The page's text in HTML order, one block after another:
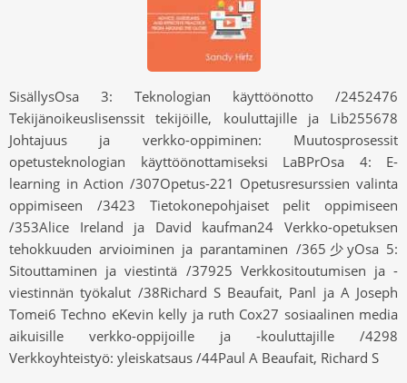
SisällysOsa 3: Teknologian käyttöönotto /2452476
Tekijänoikeuslisenssit tekijöille, kouluttajille ja Lib255678
Johtajuus ja verkko-oppiminen: Muutosprosessit
opetusteknologian käyttöönottamiseksi LaBPrOsa 4: E-
learning in Action /307Opetus-221 Opetusresurssien valinta
oppimiseen /3423 Tietokonepohjaiset pelit oppimiseen
/353Alice Ireland ja David kaufman24 Verkko-opetuksen
tehokkuuden arvioiminen ja parantaminen /365少yOsa 5:
Sitouttaminen ja viestintä /37925 Verkkositoutumisen ja -
viestinnän työkalut /38Richard S Beaufait, Panl ja A Joseph
Tomei6 Techno eKevin kelly ja ruth Cox27 sosiaalinen media
aikuisille verkko-oppijoille ja -kouluttajille /4298
Verkkoyhteistyö: yleiskatsaus /44Paul A Beaufait, Richard S